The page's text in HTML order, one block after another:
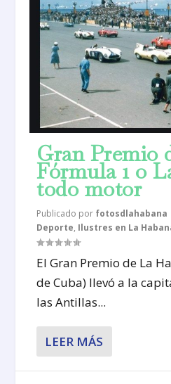
Gran Premio
Fórmula 1 o
todo motor
Publicado por fotosdlahabana
Deporte, Ilustres en La
El Gran Premio de La
de Cuba) llevó a la
las Antillas...
LEER MÁS